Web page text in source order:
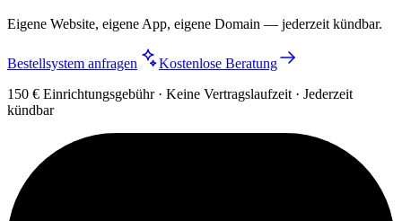
Eigene Website, eigene App, eigene Domain — jederzeit kündbar.
Bestellsystem anfragen
Kostenlose Beratung
150 € Einrichtungsgebühr · Keine Vertragslaufzeit · Jederzeit
kündbar